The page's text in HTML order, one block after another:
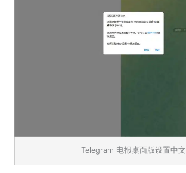
Telegram 电报桌面版设置中文